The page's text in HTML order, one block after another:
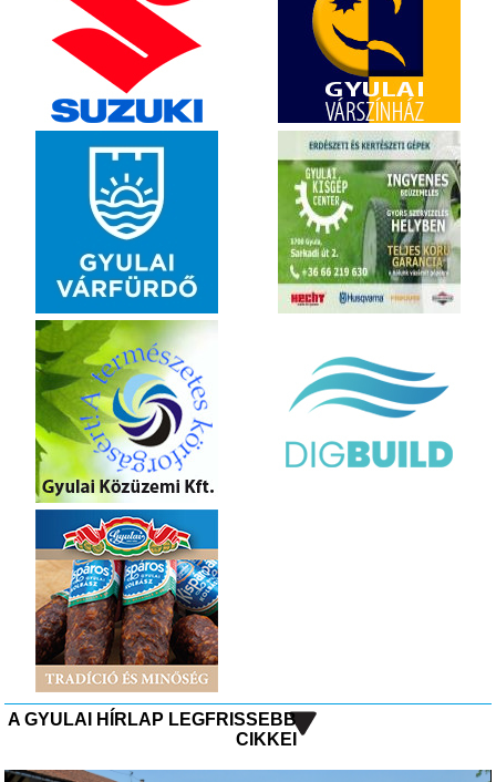
A GYULAI HÍRLAP LEGFRISSEBB
CIKKEI